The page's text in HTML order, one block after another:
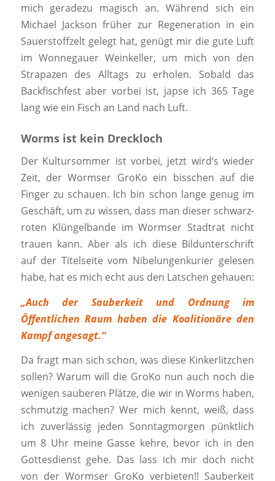
mich geradezu magisch an. Während sich ein
Michael Jackson früher zur Regeneration in ein
Sauerstoffzelt gelegt hat, genügt mir die gute Luft
im Wonnegauer Weinkeller, um mich von den
Strapazen des Alltags zu erholen. Sobald das
Backfischfest aber vorbei ist, japse ich 365 Tage
lang wie ein Fisch an Land nach Luft.
Worms ist kein Dreckloch
Der Kultursommer ist vorbei, jetzt wird‘s wieder
Zeit, der Wormser GroKo ein bisschen auf die
Finger zu schauen. Ich bin schon lange genug im
Geschäft, um zu wissen, dass man dieser schwarz-
roten Klüngelbande im Wormser Stadtrat nicht
trauen kann. Aber als ich diese Bildunterschrift
auf der Titelseite vom Nibelungenkurier gelesen
habe, hat es mich echt aus den Latschen gehauen:
„Auch der Sauberkeit und Ordnung im
Öffentlichen Raum haben die Koalitionäre den
Kampf angesagt.“
Da fragt man sich schon, was diese Kinkerlitzchen
sollen? Warum will die GroKo nun auch noch die
wenigen sauberen Plätze, die wir in Worms haben,
schmutzig machen? Wer mich kennt, weiß, dass
ich zuverlässig jeden Sonntagmorgen pünktlich
um 8 Uhr meine Gasse kehre, bevor ich in den
Gottesdienst gehe. Das lass ich mir doch nicht
von der Wormser GroKo verbieten!! Sauberkeit